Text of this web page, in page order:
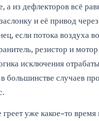
а из дефлекторов всё
и её привод через
если потока воздуха
резистор и мотор
исключения
большинстве случаев
уже какое-то время